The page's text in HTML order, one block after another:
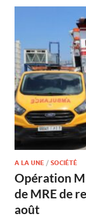
A LA UNE / SOCIÉTÉ
Opération
de MRE de
août